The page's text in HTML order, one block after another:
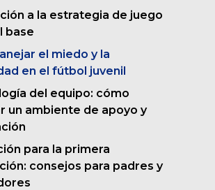
a la estrategia de juego
base
el miedo y la
en el fútbol juvenil
del equipo: cómo
un ambiente de apoyo y
para la primera
consejos para padres y